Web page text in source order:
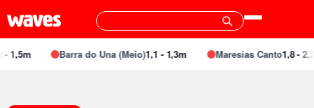
1,5m Barra do Una (Meio)1,1 - 1,3m Maresias Canto1,8 -